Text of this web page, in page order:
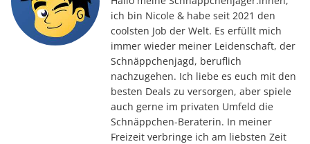
ich bin Nicole & habe seit 2021 den
coolsten Job der Welt. Es erfüllt mich
immer wieder meiner Leidenschaft, der
Schnäppchenjagd, beruflich
nachzugehen. Ich liebe es euch mit den
besten Deals zu versorgen, aber spiele
auch gerne im privaten Umfeld die
Schnäppchen-Beraterin. In meiner
Freizeit verbringe ich am liebsten Zeit